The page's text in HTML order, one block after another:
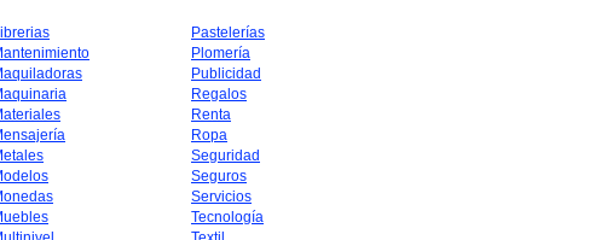
Pastelerías
Plomería
Publicidad
Regalos
Renta
Ropa
Seguridad
Seguros
Servicios
Tecnología